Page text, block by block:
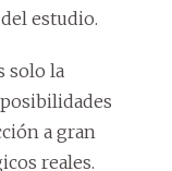
estudio.
solo la
a gran
reales.